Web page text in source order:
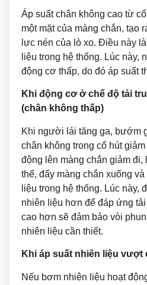
Áp suất chân không cao từ
một mặt của màng chắn, tạo
lực nén của lò xo. Điều này
liệu trong hệ thống. Lúc này,
động cơ thấp, do đó áp suất
Khi động cơ ở chế độ tải
(chân không thấp)
Khi người lái tăng ga, bướm
chân không trong cổ hút
động lên màng chắn giảm
thế, đẩy màng chắn xuống
liệu trong hệ thống. Lúc này,
nhiên liệu hơn để đáp ứng
cao hơn sẽ đảm bảo vòi
nhiên liệu cần thiết.
Khi áp suất nhiên liệu vượt
Nếu bơm nhiên liệu hoạt